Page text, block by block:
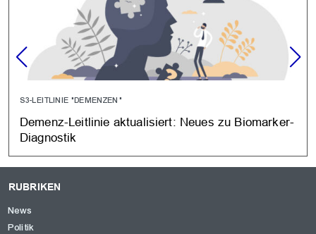
S3-LEITLINIE "DEMENZEN"
Demenz-Leitlinie aktualisiert: Neues zu Biomarker-
Diagnostik
RUBRIKEN
News
Politik